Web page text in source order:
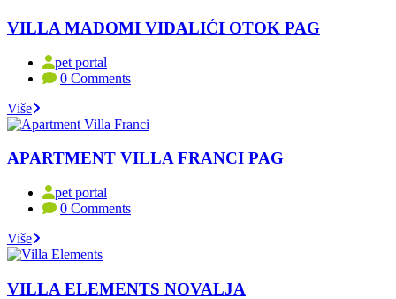
VILLA MADOMI VIDALIĆI OTOK PAG
pet portal
0 Comments
Više
APARTMENT VILLA FRANCI PAG
pet portal
0 Comments
Više
VILLA ELEMENTS NOVALJA